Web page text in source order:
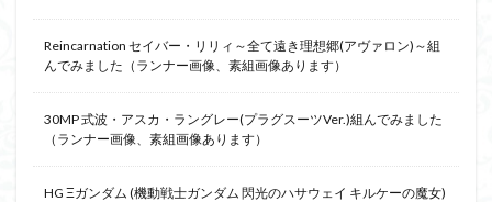
Reincarnation セイバー・リリィ～全て遠き理想郷(アヴァロン)～組
んでみました（ランナー画像、素組画像あります）
30MP 式波・アスカ・ラングレー(プラグスーツVer.)組んでみました
（ランナー画像、素組画像あります）
HG Ξガンダム (機動戦士ガンダム 閃光のハサウェイ キルケーの魔女)